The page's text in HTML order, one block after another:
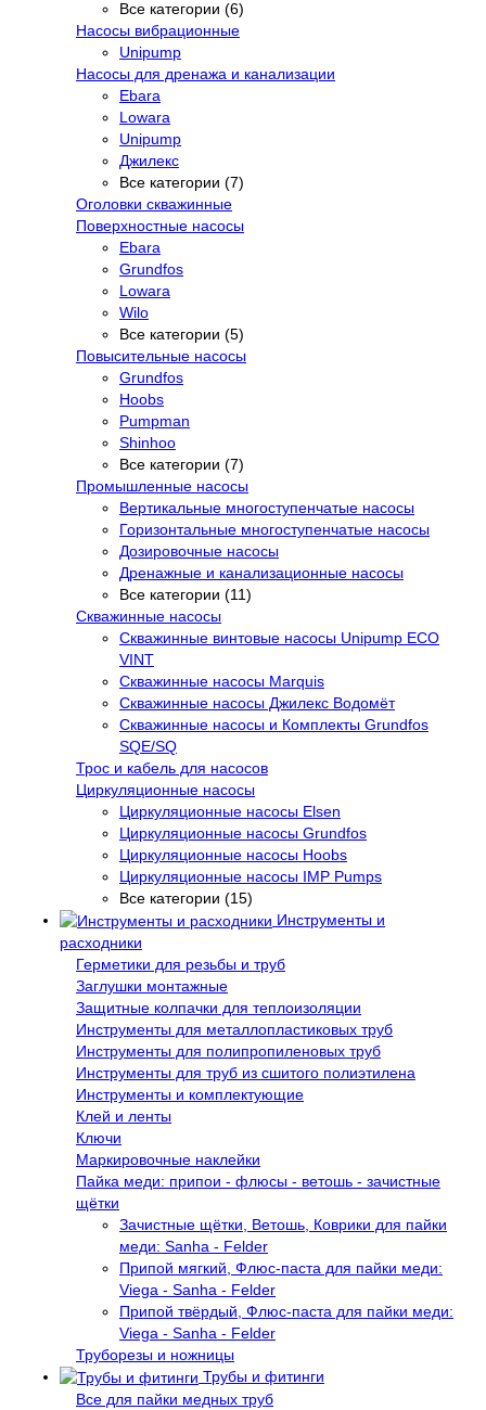
Все категории (6)
Насосы вибрационные
Unipump
Насосы для дренажа и канализации
Ebara
Lowara
Unipump
Джилекс
Все категории (7)
Оголовки скважинные
Поверхностные насосы
Ebara
Grundfos
Lowara
Wilo
Все категории (5)
Повысительные насосы
Grundfos
Hoobs
Pumpman
Shinhoo
Все категории (7)
Промышленные насосы
Вертикальные многоступенчатые насосы
Горизонтальные многоступенчатые насосы
Дозировочные насосы
Дренажные и канализационные насосы
Все категории (11)
Скважинные насосы
Скважинные винтовые насосы Unipump ECO
VINT
Скважинные насосы Marquis
Скважинные насосы Джилекс Водомёт
Скважинные насосы и Комплекты Grundfos
SQE/SQ
Трос и кабель для насосов
Циркуляционные насосы
Циркуляционные насосы Elsen
Циркуляционные насосы Grundfos
Циркуляционные насосы Hoobs
Циркуляционные насосы IMP Pumps
Все категории (15)
Инструменты и
расходники
Герметики для резьбы и труб
Заглушки монтажные
Защитные колпачки для теплоизоляции
Инструменты для металлопластиковых труб
Инструменты для полипропиленовых труб
Инструменты для труб из сшитого полиэтилена
Инструменты и комплектующие
Клей и ленты
Ключи
Маркировочные наклейки
Пайка меди: припои - флюсы - ветошь - зачистные
щётки
Зачистные щётки, Ветошь, Коврики для пайки
меди: Sanha - Felder
Припой мягкий, Флюс-паста для пайки меди:
Viega - Sanha - Felder
Припой твёрдый, Флюс-паста для пайки меди:
Viega - Sanha - Felder
Труборезы и ножницы
Трубы и фитинги
Все для пайки медных труб